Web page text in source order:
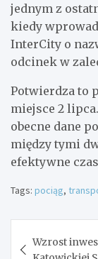
jednym z
kiedy
InterCity o
odcinek w
Potwierdza to
miejsce 2
obecne dane
między tymi
efektywne
Tags: pociąg,
wpisu
Wzrost